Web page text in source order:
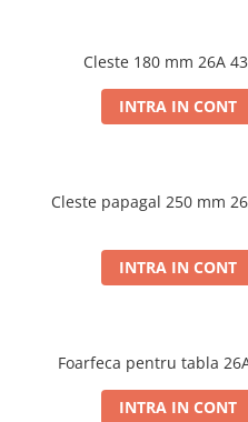
Cleste 180 mm 26A
INTRA IN CONT
Cleste papagal 250 mm
INTRA IN CONT
Foarfeca pentru tabla
INTRA IN CONT